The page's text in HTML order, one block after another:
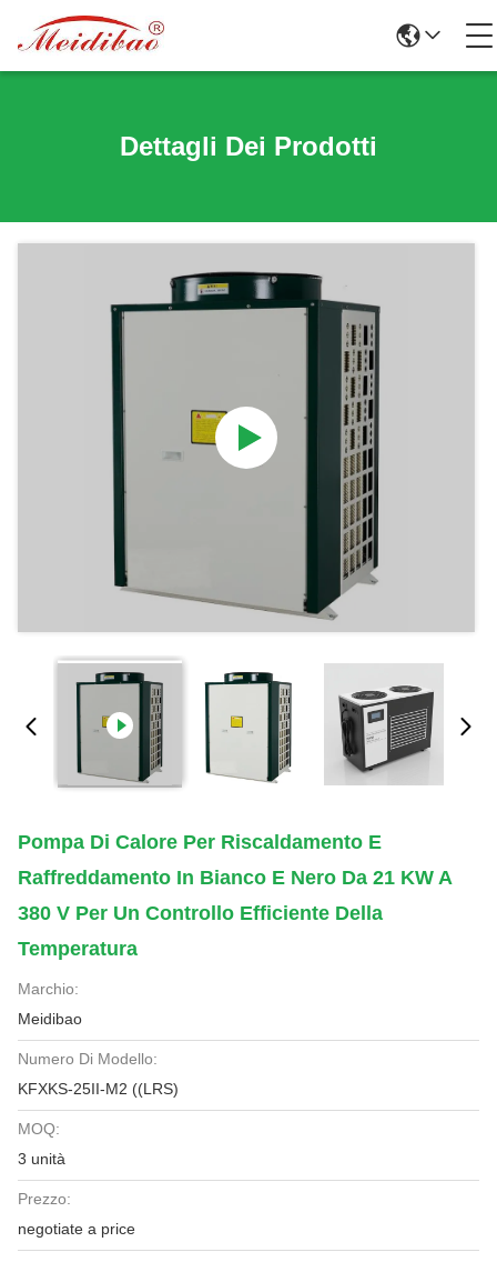
Dettagli Dei Prodotti
Pompa Di Calore Per Riscaldamento E
Raffreddamento In Bianco E Nero Da 21 KW A
380 V Per Un Controllo Efficiente Della
Temperatura
Marchio:
Meidibao
Numero Di Modello:
KFXKS-25II-M2 ((LRS)
MOQ:
3 unità
Prezzo:
negotiate a price